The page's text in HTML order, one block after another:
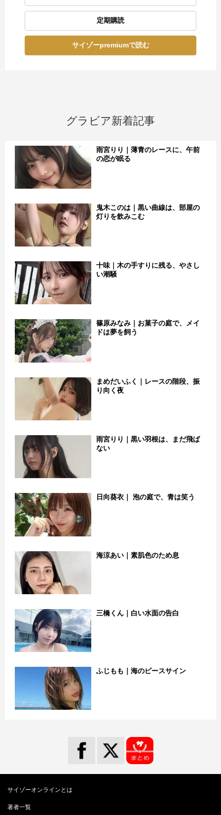
定期購読
サイゾーpremiumで読む
グラビア新着記事
雨宮りり｜薄青のレースに、午前
の恋が眠る
鬼木このは｜黒い曲線は、部屋の
灯りを飲みこむ
十味｜木の手すりに残る、やさし
い潮騒
篠原みなみ｜お菓子の庭で、メイ
ドは夢を飼う
まめだいふく｜レースの階段、振
り向く夜
雨宮りり｜黒い羽根は、まだ飛ば
ない
日向葵衣｜ 泡の庭で、青は笑う
海涼あい｜素肌色のため息
三橋くん｜白い水面の告白
ふじもも｜海のピースサイン
サイゾーオンラインとは
著者一覧